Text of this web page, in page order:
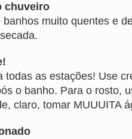
chuveiro
muito quentes e
todas as estações! Use
o banho. Para o rosto,
claro, tomar MUUUITA